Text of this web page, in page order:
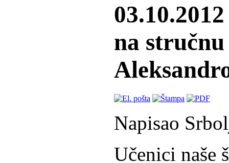
na
Napisao
Učenici naše